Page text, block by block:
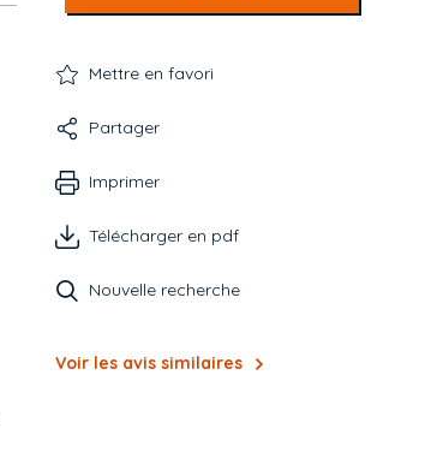
Mettre en favori
Partager
Imprimer
Télécharger en pdf
Nouvelle recherche
Voir les avis similaires